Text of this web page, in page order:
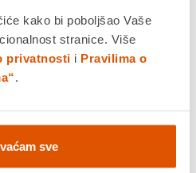
kako bi poboljšao Vaše
stranice. Više
privatnosti i Pravilima o
sve